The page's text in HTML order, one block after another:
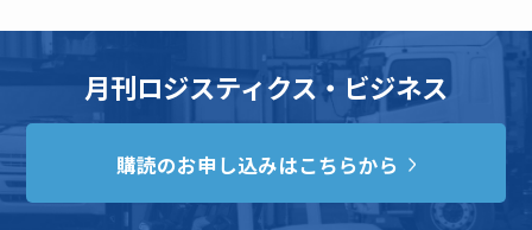
月刊ロジスティクス・ビジネス
購読のお申し込みはこちらから